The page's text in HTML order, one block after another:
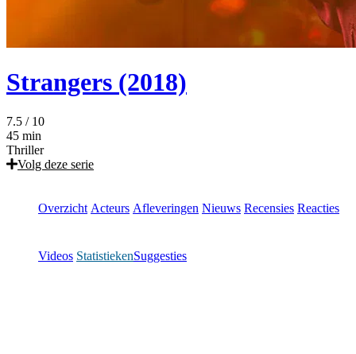
Strangers (2018)
7.5 / 10
45 min
Thriller
Volg deze serie
Overzicht Acteurs Afleveringen Nieuws Recensies Reacties
Videos StatistiekenSuggesties